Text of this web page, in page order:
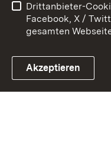
Link zum Landesportal
Impressum
Drittanbieter-
Facebook, X /
gesamten
Akzeptieren